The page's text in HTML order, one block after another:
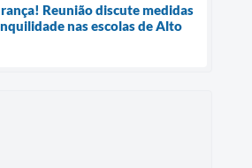
Reunião discute medidas
nas escolas de Alto